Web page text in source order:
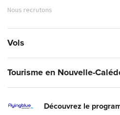
Nous recrutons
Vols
Tourisme en Nouvelle-
Découvrez le